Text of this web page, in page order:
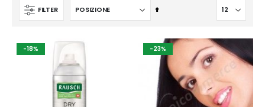
FILTER
Imposta
decrescente
-18% -23%